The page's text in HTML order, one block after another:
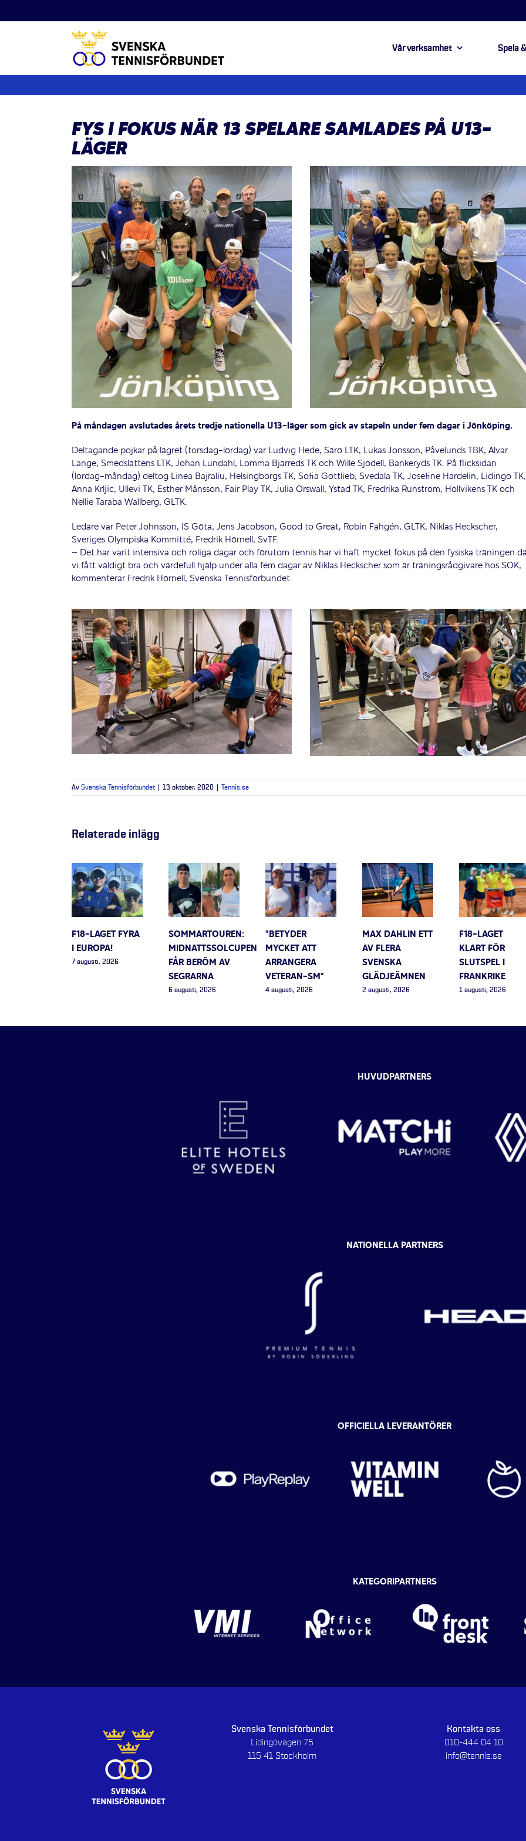
till
Vår verksamhet Spela
FYS I FOKUS NÄR 13 SPELARE SAMLADES PÅ U13-
LÄGER
På måndagen avslutades årets tredje nationella U13-läger som gick av stapeln under fem dagar i Jönköping.
Deltagande pojkar på lägret (torsdag-lördag) var Ludvig Hede, Särö LTK, Lukas Jonsson, Påvelunds TBK, Alvar
Lange, Smedslättens LTK, Johan Lundahl, Lomma Bjärreds TK och Wille Sjödell, Bankeryds TK. På flicksidan
(lördag-måndag) deltog Linea Bajraliu, Helsingborgs TK, Sofia Gottlieb, Svedala TK, Josefine Härdelin, Lidingö TK,
Anna Krljic, Ullevi TK, Esther Månsson, Fair Play TK, Julia Orswall, Ystad TK, Fredrika Runström, Höllvikens TK och
Nellie Taraba Wallberg, GLTK.
Ledare var Peter Johnsson, IS Göta, Jens Jacobson, Good to Great, Robin Fahgén, GLTK, Niklas Heckscher,
Sveriges Olympiska Kommitté, Fredrik Hörnell, SvTF.
– Det har varit intensiva och roliga dagar och förutom tennis har vi haft mycket fokus på den fysiska träningen
vi fått väldigt bra och värdefull hjälp under alla fem dagar av Niklas Heckscher som är träningsrådgivare hos SOK,
kommenterar Fredrik Hörnell, Svenska Tennisförbundet.
Av Svenska Tennisförbundet 13 oktober, 2020 Tennis.se
Relaterade inlägg
F18-LAGET FYRA
I EUROPA!
7 augusti, 2026
SOMMARTOUREN:
MIDNATTSSOLCUPEN
FÅR BERÖM AV
SEGRARNA
6 augusti, 2026
”BETYDER
MYCKET ATT
ARRANGERA
VETERAN-SM”
4 augusti, 2026
MAX DAHLIN ETT
AV FLERA
SVENSKA
GLÄDJEÄMNEN
2 augusti, 2026
F18-LAGET
KLART FÖR
SLUTSPEL I
FRANKRIKE
1 augusti, 2026
HUVUDPARTNERS
NATIONELLA PARTNERS
OFFICIELLA LEVERANTÖRER
KATEGORIPARTNERS
Svenska Tennisförbundet
Lidingövägen 75
115 41 Stockholm
Kontakta oss
010-444 04 10
info@tennis.se